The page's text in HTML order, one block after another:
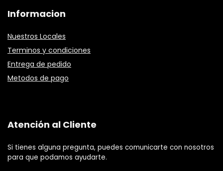
Informacion
Nuestros Locales
Terminos y condiciones
Entrega de pedido
Metodos de pago
Atención al Cliente
Si tienes alguna pregunta, puedes comunicarte con nosotros
para que podamos ayudarte.